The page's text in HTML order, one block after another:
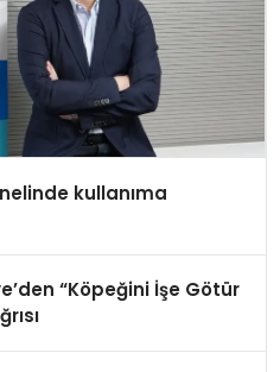
kullanıma
“Köpeğini İşe Götür